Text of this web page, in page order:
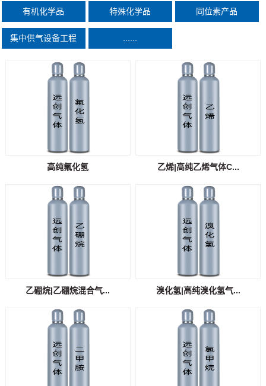
有机化学品 特殊化学品 同位素产品
集中供气设备工程 ......
高纯氟化氢 乙烯|高纯乙烯气体C...
乙硼烷|乙硼烷混合气... 溴化氢|高纯溴化氢气...